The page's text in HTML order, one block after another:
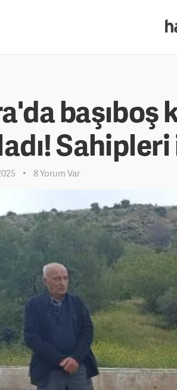
başıboş
8 Yorum Var